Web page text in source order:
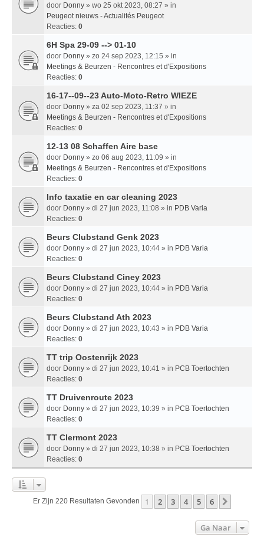
door Donny » wo 25 okt 2023, 08:27 » in
Peugeot nieuws - Actualités Peugeot
Reacties: 0
6H Spa 29-09 --> 01-10
door Donny » zo 24 sep 2023, 12:15 » in
Meetings & Beurzen - Rencontres et d'Expositions
Reacties: 0
16-17--09--23 Auto-Moto-Retro WIEZE
door Donny » za 02 sep 2023, 11:37 » in
Meetings & Beurzen - Rencontres et d'Expositions
Reacties: 0
12-13 08 Schaffen Aire base
door Donny » zo 06 aug 2023, 11:09 » in
Meetings & Beurzen - Rencontres et d'Expositions
Reacties: 0
Info taxatie en car cleaning 2023
door Donny » di 27 jun 2023, 11:08 » in PDB Varia
Reacties: 0
Beurs Clubstand Genk 2023
door Donny » di 27 jun 2023, 10:44 » in PDB Varia
Reacties: 0
Beurs Clubstand Ciney 2023
door Donny » di 27 jun 2023, 10:44 » in PDB Varia
Reacties: 0
Beurs Clubstand Ath 2023
door Donny » di 27 jun 2023, 10:43 » in PDB Varia
Reacties: 0
TT trip Oostenrijk 2023
door Donny » di 27 jun 2023, 10:41 » in PCB Toertochten
Reacties: 0
TT Druivenroute 2023
door Donny » di 27 jun 2023, 10:39 » in PCB Toertochten
Reacties: 0
TT Clermont 2023
door Donny » di 27 jun 2023, 10:38 » in PCB Toertochten
Reacties: 0
Er Zijn 220 Resultaten Gevonden 1 2 3 4 5 6
Ga Naar